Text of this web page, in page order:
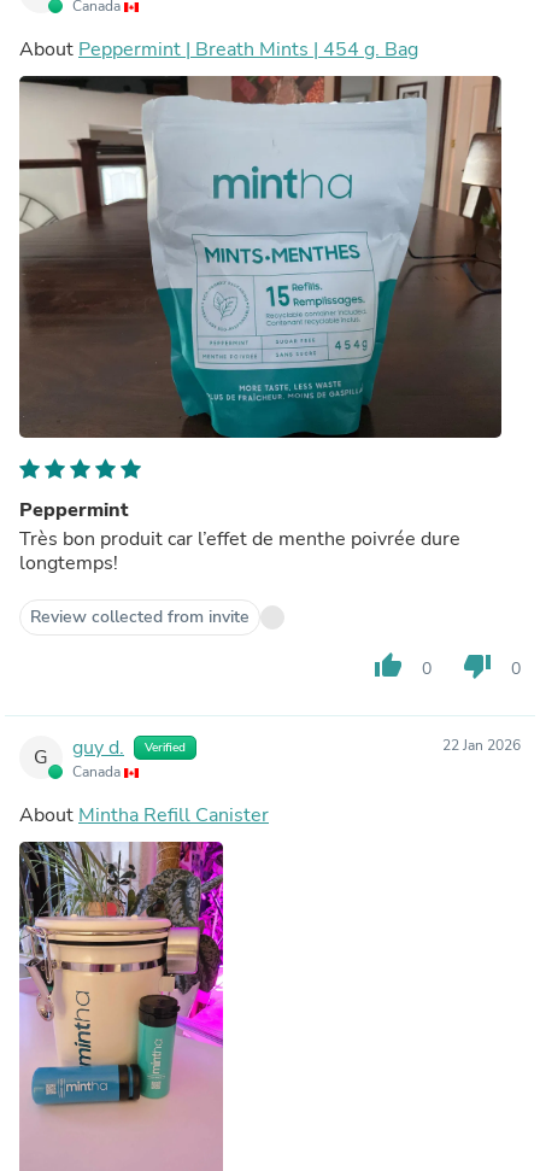
Canada
About Peppermint | Breath Mints | 454 g. Bag
Peppermint
Très bon produit car l’effet de menthe poivrée dure
longtemps!
Review collected from invite
thumb_up 0 thumb_down 0
G guy d. Verified
Canada
22 Jan 2026
About Mintha Refill Canister